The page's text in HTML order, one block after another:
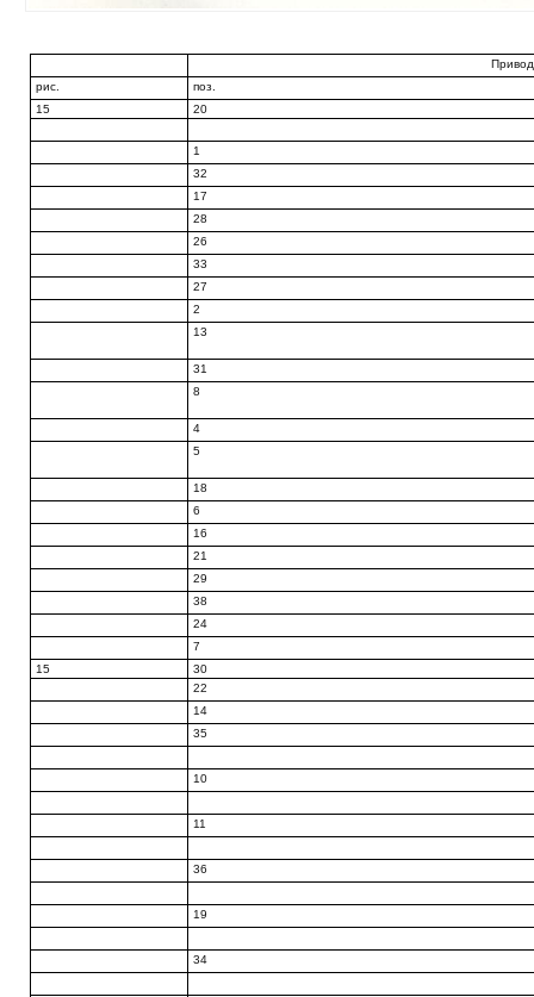
рис.
поз.
15
20
1
32
17
28
26
33
27
2
13
31
8
4
5
18
6
16
21
29
38
24
7
15
30
22
14
35
10
11
36
19
34